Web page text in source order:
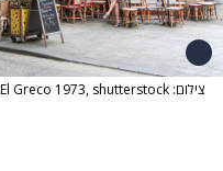
צילום: El Greco 1973, shutterstock